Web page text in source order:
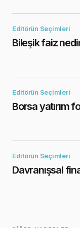
Editörün Seçimleri
Bileşik faiz
Editörün Seçimleri
Borsa yatırım
Editörün Seçimleri
Davranışsal